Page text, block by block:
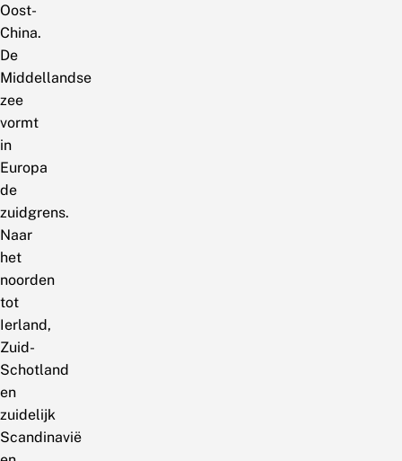
Oost-
China.
De
Middellandse
zee
vormt
in
Europa
de
zuidgrens.
Naar
het
noorden
tot
Ierland,
Zuid-
Schotland
en
zuidelijk
Scandinavië